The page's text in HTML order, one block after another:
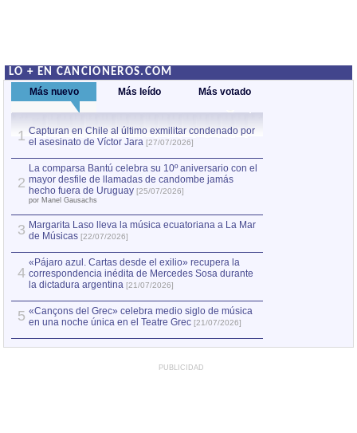
LO + EN CANCIONEROS.COM
Más nuevo Más leído Más votado
1 Capturan en Chile al último exmilitar condenado por
el asesinato de Víctor Jara [27/07/2026]
2
La comparsa Bantú celebra su 10º aniversario con el
mayor desfile de llamadas de candombe jamás
hecho fuera de Uruguay [25/07/2026]
por Manel Gausachs
3 Margarita Laso lleva la música ecuatoriana a La Mar
de Músicas [22/07/2026]
4
«Pájaro azul. Cartas desde el exilio» recupera la
correspondencia inédita de Mercedes Sosa durante
la dictadura argentina [21/07/2026]
5 «Cançons del Grec» celebra medio siglo de música
en una noche única en el Teatre Grec [21/07/2026]
PUBLICIDAD